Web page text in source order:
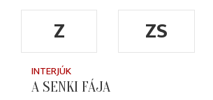
Z
ZS
INTERJÚK
A SENKI FÁJA